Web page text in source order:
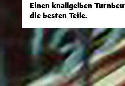
Einen knallgelben
die besten Teile.